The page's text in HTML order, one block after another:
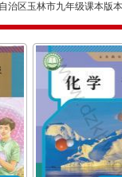
治区玉林市九年级课本版本